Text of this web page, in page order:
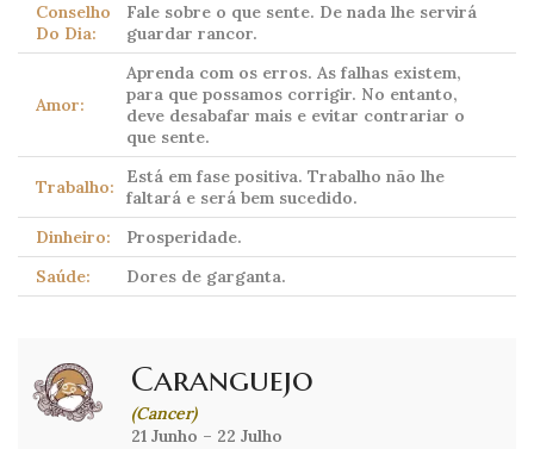
Conselho
Do Dia:
Fale sobre o que sente. De nada lhe servirá
guardar rancor.
Amor:
Aprenda com os erros. As falhas existem,
para que possamos corrigir. No entanto,
deve desabafar mais e evitar contrariar o
que sente.
Trabalho:
Está em fase positiva. Trabalho não lhe
faltará e será bem sucedido.
Dinheiro:
Prosperidade.
Saúde:
Dores de garganta.
Caranguejo
(Cancer)
21 Junho – 22 Julho